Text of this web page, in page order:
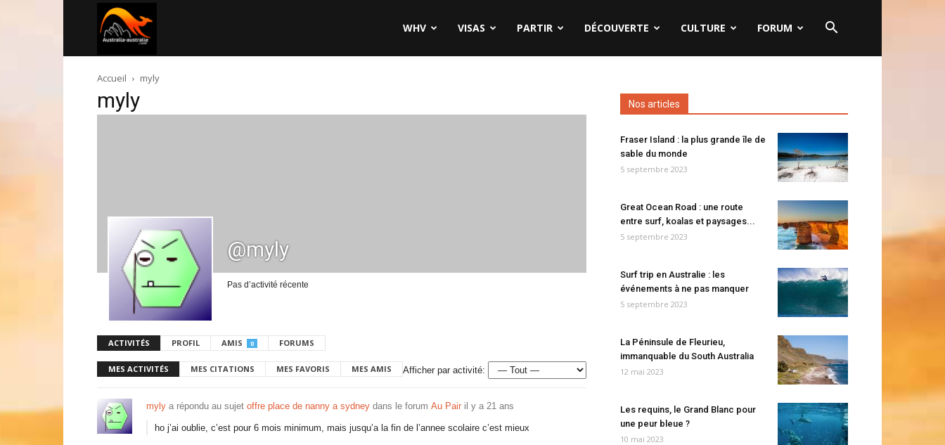
australie.com
WHV VISAS PARTIR DÉCOUVERTE CULTURE FORUM
Accueil myly
myly
@myly
Pas d’activité récente
ACTIVITÉS PROFIL AMIS 0 FORUMS
MES ACTIVITÉS MES CITATIONS MES FAVORIS MES AMIS Afficher par activité:
myly a répondu au sujet offre place de nanny a sydney dans le forum Au Pair il y a 21 ans
ho j’ai oublie, c’est pour 6 mois minimum, mais jusqu’a la fin de l’annee scolaire c’est mieux
Nos articles
Fraser Island : la plus grande île de
sable du monde
5 septembre 2023
Great Ocean Road : une route
entre surf, koalas et paysages...
5 septembre 2023
Surf trip en Australie : les
événements à ne pas manquer
5 septembre 2023
La Péninsule de Fleurieu,
immanquable du South Australia
12 mai 2023
Les requins, le Grand Blanc pour
une peur bleue ?
10 mai 2023